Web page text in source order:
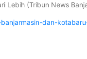
Lebih (Tribun News
dan-